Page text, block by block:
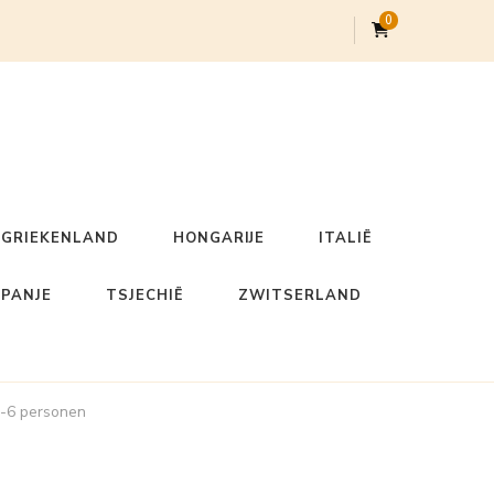
0
GRIEKENLAND HONGARIJE ITALIË
TSJECHIË ZWITSERLAND
personen